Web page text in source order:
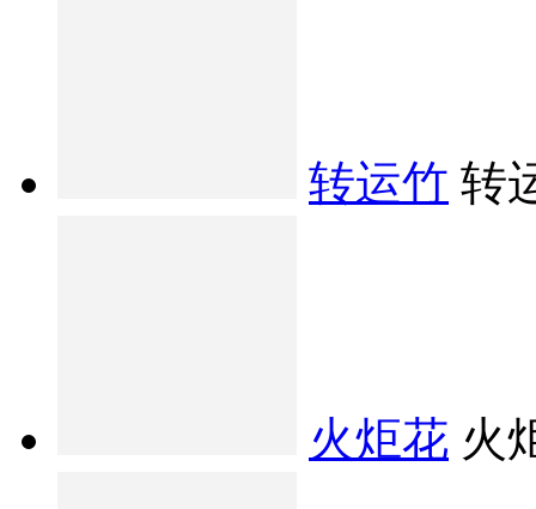
转运竹 转
火炬花 火